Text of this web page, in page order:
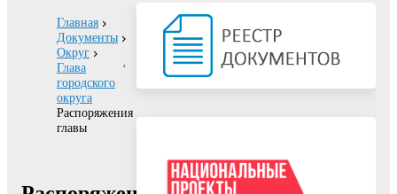
Главная
Документы
Округ
Глава
городского
округа
Распоряжения
главы